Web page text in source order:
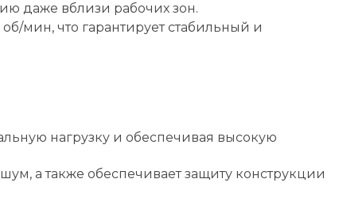
даже вблизи рабочих зон.
мин, что гарантирует стабильный и
нагрузку и обеспечивая высокую
а также обеспечивает защиту конструкции